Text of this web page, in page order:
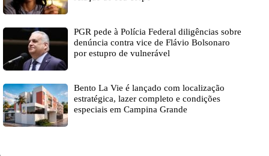
PGR pede à Polícia Federal diligências sobre
denúncia contra vice de Flávio Bolsonaro
por estupro de vulnerável
Bento La Vie é lançado com localização
estratégica, lazer completo e condições
especiais em Campina Grande